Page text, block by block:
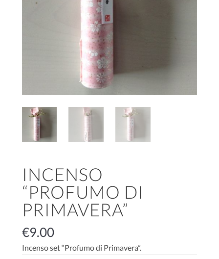
INCENSO
“PROFUMO DI
PRIMAVERA”
€9.00
Incenso set “Profumo di Primavera”.